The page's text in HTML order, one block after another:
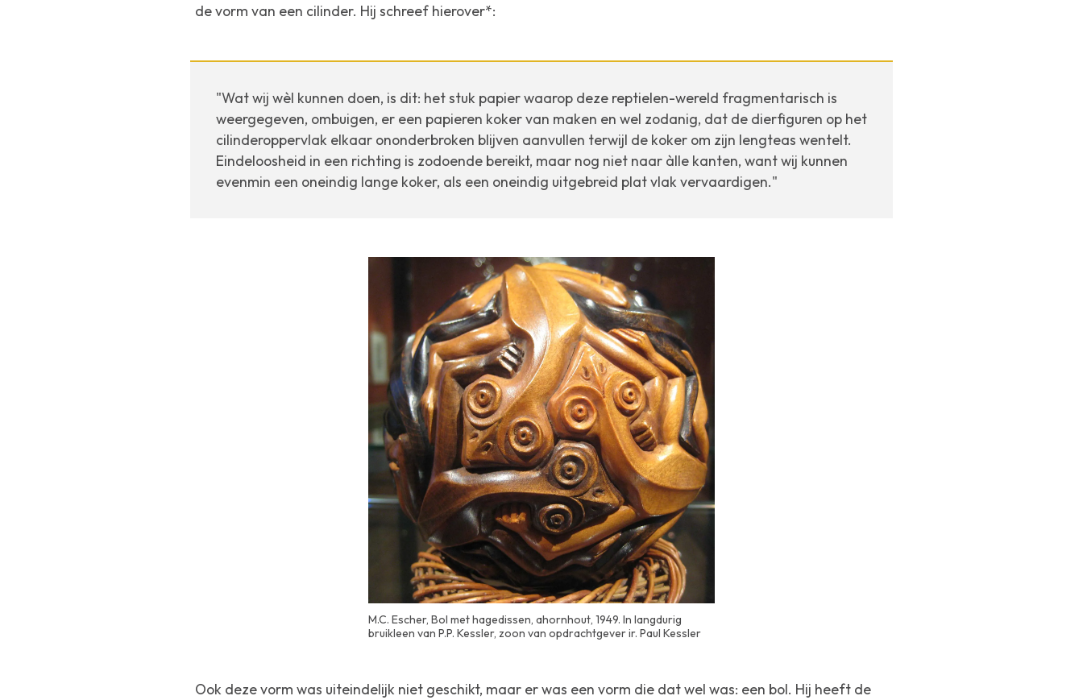
de vorm van een cilinder. Hij schreef hierover*:
"Wat wij wèl kunnen doen, is dit: het stuk papier waarop deze reptielen-wereld fragmentarisch is
weergegeven, ombuigen, er een papieren koker van maken en wel zodanig, dat de dierfiguren op het
cilinderoppervlak elkaar ononderbroken blijven aanvullen terwijl de koker om zijn lengteas wentelt.
Eindeloosheid in een richting is zodoende bereikt, maar nog niet naar àlle kanten, want wij kunnen
evenmin een oneindig lange koker, als een oneindig uitgebreid plat vlak vervaardigen."
M.C. Escher, Bol met hagedissen, ahornhout, 1949. In langdurig
bruikleen van P.P. Kessler, zoon van opdrachtgever ir. Paul Kessler
Ook deze vorm was uiteindelijk niet geschikt, maar er was een vorm die dat wel was: een bol. Hij heeft de